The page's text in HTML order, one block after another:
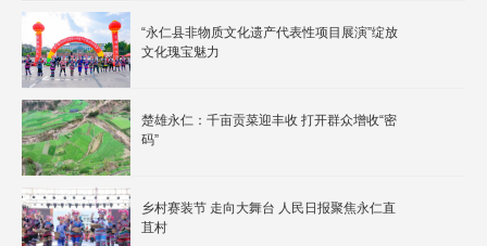
“永仁县非物质文化遗产代表性项目展演”绽放
文化瑰宝魅力
楚雄永仁：千亩贡菜迎丰收 打开群众增收“密
码”
乡村赛装节 走向大舞台 人民日报聚焦永仁直
苴村